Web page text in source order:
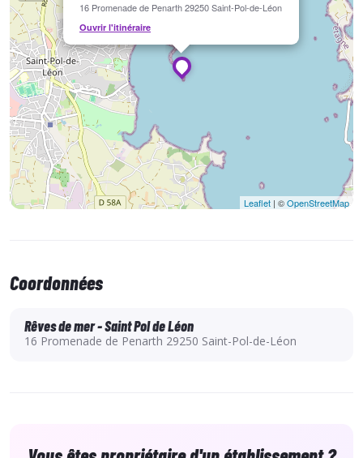
16 Promenade de Penarth 29250 Saint-Pol-de-Léon
Ouvrir l'itinéraire
Leaflet | ©OpenStreetMap
Coordonnées
Rêves de mer - Saint Pol de Léon
16 Promenade de Penarth 29250 Saint-Pol-de-Léon